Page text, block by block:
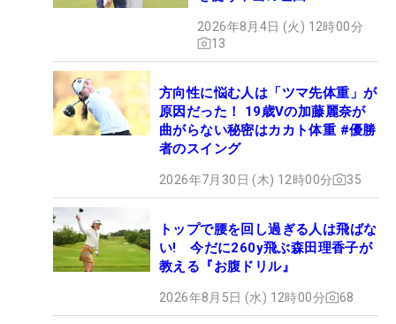
2026年8月4日 (火) 12時00分
13
方向性に悩む人は「ツマ先体重」が
原因だった！ 19歳Vの加藤麗奈が
曲がらない秘密はカカト体重 #優勝
者のスイング
2026年7月30日 (木) 12時00分 35
トップで腰を回し過ぎる人は飛ばな
い! 今だに260y飛ぶ森田理香子が
教える『お腹ドリル』
2026年8月5日 (水) 12時00分 68